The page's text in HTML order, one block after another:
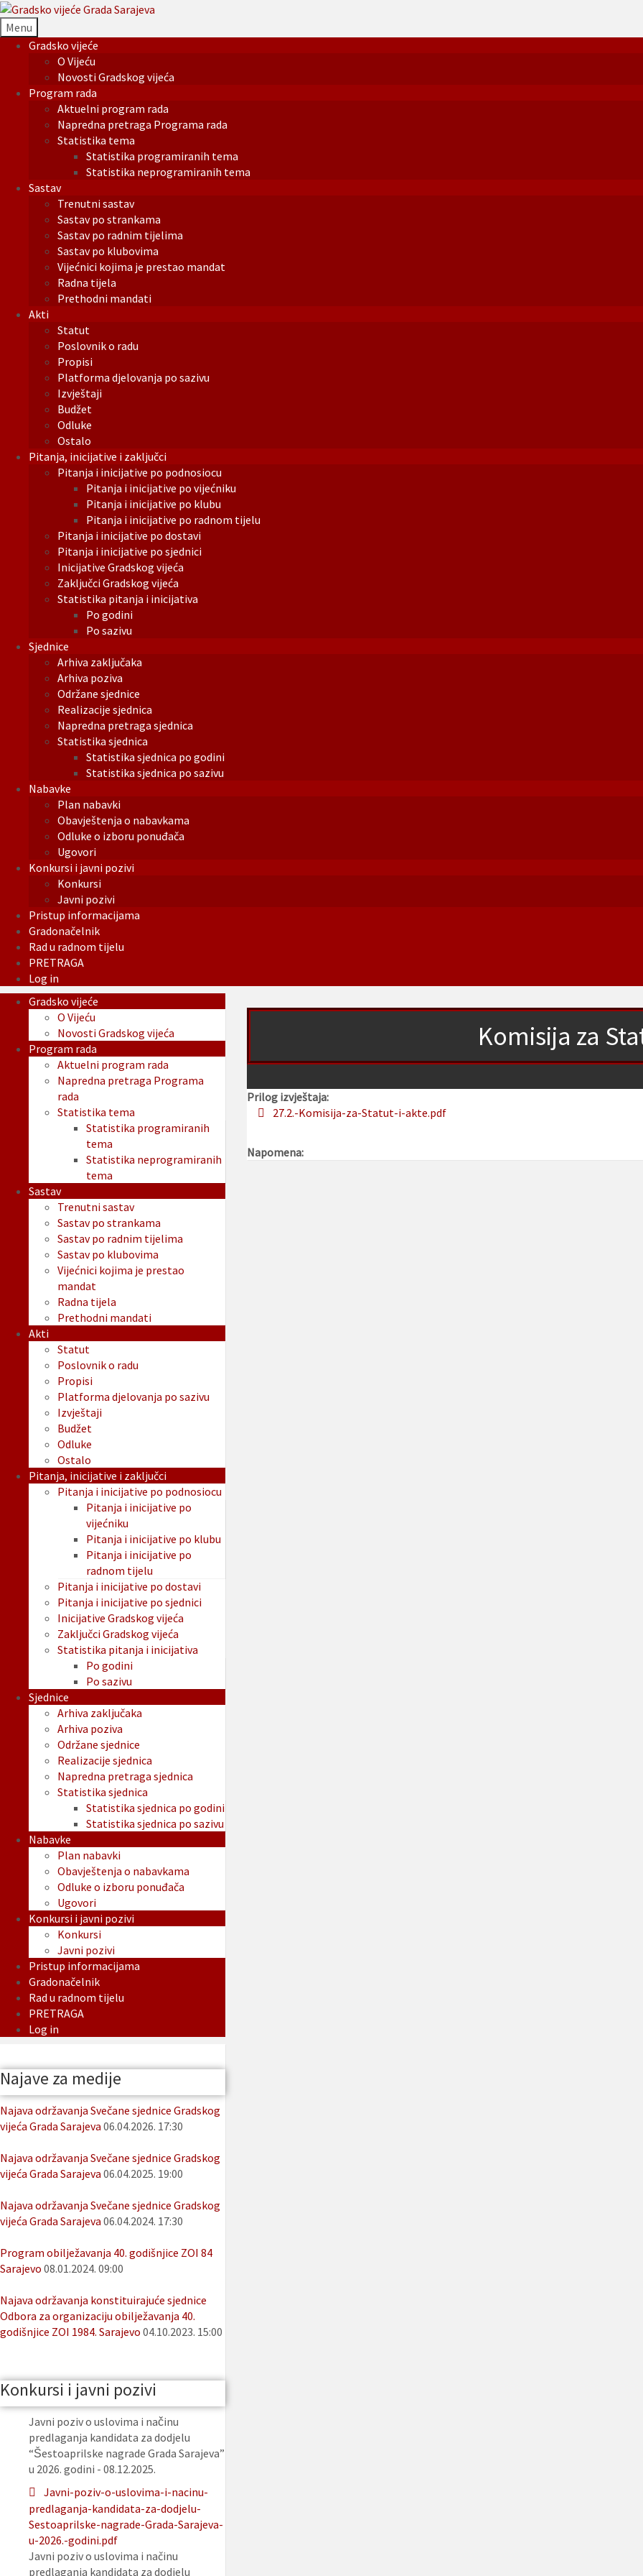
Menu
Gradsko vijeće
O Vijeću
Novosti Gradskog vijeća
Program rada
Aktuelni program rada
Napredna pretraga Programa rada
Statistika tema
Statistika programiranih tema
Statistika neprogramiranih tema
Sastav
Trenutni sastav
Sastav po strankama
Sastav po radnim tijelima
Sastav po klubovima
Vijećnici kojima je prestao mandat
Radna tijela
Prethodni mandati
Akti
Statut
Poslovnik o radu
Propisi
Platforma djelovanja po sazivu
Izvještaji
Budžet
Odluke
Ostalo
Pitanja, inicijative i zaključci
Pitanja i inicijative po podnosiocu
Pitanja i inicijative po vijećniku
Pitanja i inicijative po klubu
Pitanja i inicijative po radnom tijelu
Pitanja i inicijative po dostavi
Pitanja i inicijative po sjednici
Inicijative Gradskog vijeća
Zaključci Gradskog vijeća
Statistika pitanja i inicijativa
Po godini
Po sazivu
Sjednice
Arhiva zaključaka
Arhiva poziva
Održane sjednice
Realizacije sjednica
Napredna pretraga sjednica
Statistika sjednica
Statistika sjednica po godini
Statistika sjednica po sazivu
Nabavke
Plan nabavki
Obavještenja o nabavkama
Odluke o izboru ponuđača
Ugovori
Konkursi i javni pozivi
Konkursi
Javni pozivi
Pristup informacijama
Gradonačelnik
Rad u radnom tijelu
PRETRAGA
Log in
Komisija za
Prilog izvještaja:
27.2.-Komisija-za-Statut-i-akte.pdf
Napomena:
Gradsko vijeće
O Vijeću
Novosti Gradskog vijeća
Program rada
Aktuelni program rada
Napredna pretraga Programa
rada
Statistika tema
Statistika programiranih
tema
Statistika neprogramiranih
tema
Sastav
Trenutni sastav
Sastav po strankama
Sastav po radnim tijelima
Sastav po klubovima
Vijećnici kojima je prestao
mandat
Radna tijela
Prethodni mandati
Akti
Statut
Poslovnik o radu
Propisi
Platforma djelovanja po sazivu
Izvještaji
Budžet
Odluke
Ostalo
Pitanja, inicijative i zaključci
Pitanja i inicijative po podnosiocu
Pitanja i inicijative po
vijećniku
Pitanja i inicijative po klubu
Pitanja i inicijative po
radnom tijelu
Pitanja i inicijative po dostavi
Pitanja i inicijative po sjednici
Inicijative Gradskog vijeća
Zaključci Gradskog vijeća
Statistika pitanja i inicijativa
Po godini
Po sazivu
Sjednice
Arhiva zaključaka
Arhiva poziva
Održane sjednice
Realizacije sjednica
Napredna pretraga sjednica
Statistika sjednica
Statistika sjednica po godini
Statistika sjednica po sazivu
Nabavke
Plan nabavki
Obavještenja o nabavkama
Odluke o izboru ponuđača
Ugovori
Konkursi i javni pozivi
Konkursi
Javni pozivi
Pristup informacijama
Gradonačelnik
Rad u radnom tijelu
PRETRAGA
Log in
Najave za medije
Najava održavanja Svečane sjednice Gradskog
vijeća Grada Sarajeva 06.04.2026. 17:30
Najava održavanja Svečane sjednice Gradskog
vijeća Grada Sarajeva 06.04.2025. 19:00
Najava održavanja Svečane sjednice Gradskog
vijeća Grada Sarajeva 06.04.2024. 17:30
Program obilježavanja 40. godišnjice ZOI 84
Sarajevo 08.01.2024. 09:00
Najava održavanja konstituirajuće sjednice
Odbora za organizaciju obilježavanja 40.
godišnjice ZOI 1984. Sarajevo 04.10.2023. 15:00
Konkursi i javni pozivi
Javni poziv o uslovima i načinu
predlaganja kandidata za dodjelu
“Šestoaprilske nagrade Grada Sarajeva”
u 2026. godini - 08.12.2025.
Javni-poziv-o-uslovima-i-nacinu-
predlaganja-kandidata-za-dodjelu-
Sestoaprilske-nagrade-Grada-Sarajeva-
u-2026.-godini.pdf
Javni poziv o uslovima i načinu
predlaganja kandidata za dodjelu